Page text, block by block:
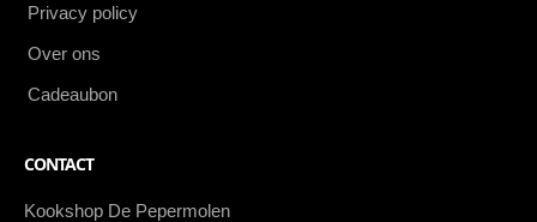
Privacy policy
Over ons
Cadeaubon
CONTACT
Kookshop De Pepermolen